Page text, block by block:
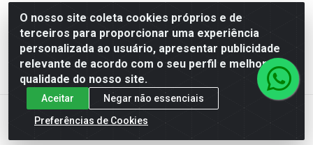
O nosso site coleta cookies próprios e de
terceiros para proporcionar uma experiência
personalizada ao usuário, apresentar publicidade
relevante de acordo com o seu perfil e melhorar a
qualidade do nosso site.
Aceitar
Negar não essenciais
Preferências de Cookies
Edn Utilidades Domésticas Importação e Exportação
LTDA - R. Edmundo Pinto da Cunha, LT APM 06, N 133 -
Res. Luiza Monteiro, Trindade - GO, 75385-000 - CNPJ
20.758.851.0045/26